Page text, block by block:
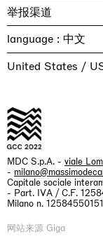
举报渠道
language :
United States /
MDC S.p.A. - viale
-
Capitale sociale
- Part. IVA / C.F.
Milano n. 12584550151
网站来源 Giga